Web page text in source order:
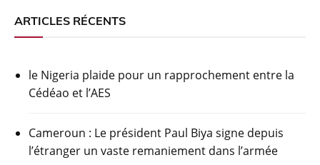
c
e
o
o
k
itt at
A
p
p
m
ARTICLES RÉCENTS
le Nigeria plaide pour un rapprochement entre la
Cédéao et l’AES
Cameroun : Le président Paul Biya signe depuis
l’étranger un vaste remaniement dans l’armée